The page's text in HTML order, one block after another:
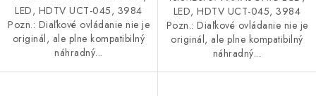
LED, HDTV UCT-045, 3984
Pozn.: Diaľkové ovládanie nie je
originál, ale plne kompatibilný
náhradný...
LED, HDTV UCT-045, 3984
Pozn.: Diaľkové ovládanie nie je
originál, ale plne kompatibilný
náhradný...